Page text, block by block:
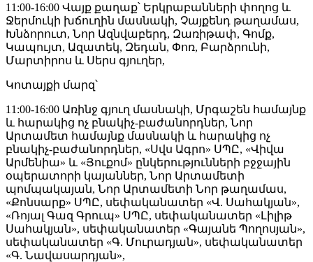
11:00-16:00 Վայք քաղաք՝ Երկրաբանների փողոց և
Ջերմուկի խճուղին մասնակի, Չայքենդ թաղամաս,
Խնձորուտ, Նոր Ազնվաբերդ, Զառիթափ, Գոմք,
Կապույտ, Ազատեկ, Զեդան, Փոռ, Բարձրունի,
Մարտիրոս և Սերս գյուղեր,
Կոտայքի մարզ՝
11:00-16:00 Առինջ գյուղ մասնակի, Մրգաշեն համայնք
և հարակից ոչ բնակիչ-բաժանորդներ, Նոր
Արտամետ համայնք մասնակի և հարակից ոչ
բնակիչ-բաժանորդներ, «Սվս Ագրո» ՍՊԸ, «Վիվա
Արմենիա» և «Յուքոմ» ընկերությունների բջջային
օպերատորի կայաններ, Նոր Արտամետի
պոմպակայան, Նոր Արտամետի Նոր թաղամաս,
«Քոնսարք» ՍՊԸ, սեփականատեր «Վ. Սահակյան»,
«Ռոյալ Գազ Գրուպ» ՍՊԸ, սեփականատեր «Լիլիթ
Սահակյան», սեփականատեր «Գայանե Պողոսյան»,
սեփականատեր «Գ. Մուրադյան», սեփականատեր
«Գ. Նավասարդյան»,